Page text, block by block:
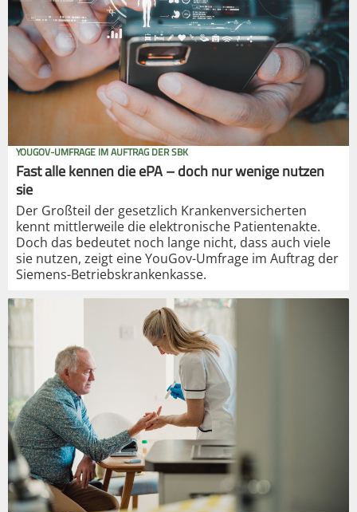
YOUGOV-UMFRAGE IM AUFTRAG DER SBK
Fast alle kennen die ePA – doch nur wenige nutzen
sie
Der Großteil der gesetzlich Krankenversicherten
kennt mittlerweile die elektronische Patientenakte.
Doch das bedeutet noch lange nicht, dass auch viele
sie nutzen, zeigt eine YouGov-Umfrage im Auftrag der
Siemens-Betriebskrankenkasse.